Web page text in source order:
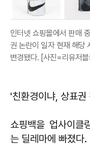
인터넷 쇼핑몰에서 판매
권 논란이 일자 현재 해당
변경됐다. [사진=리유저
'친환경이냐, 상표권
쇼핑백을 업사이클
는 딜레마에 빠졌다.